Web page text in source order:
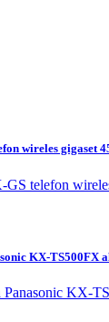
wireles gigaset
KX-TS500FX